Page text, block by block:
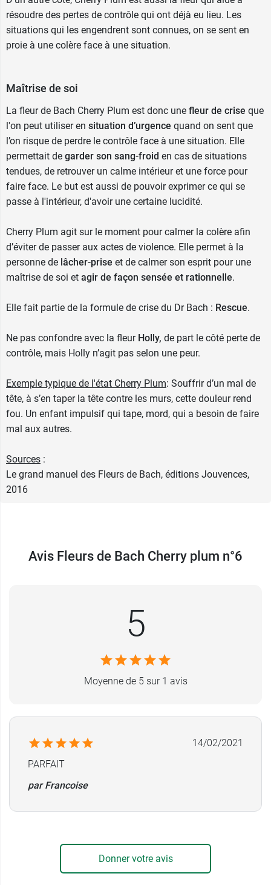
résoudre des pertes de contrôle qui ont déjà eu lieu. Les
situations qui les engendrent sont connues, on se sent en
proie à une colère face à une situation.
Maîtrise de soi
La fleur de Bach Cherry Plum est donc une fleur de crise que
l'on peut utiliser en situation d’urgence quand on sent que
l’on risque de perdre le contrôle face à une situation. Elle
permettait de garder son sang-froid en cas de situations
tendues, de retrouver un calme intérieur et une force pour
faire face. Le but est aussi de pouvoir exprimer ce qui se
passe à l'intérieur, d'avoir une certaine lucidité.
Cherry Plum agit sur le moment pour calmer la colère afin
d’éviter de passer aux actes de violence. Elle permet à la
personne de lâcher-prise et de calmer son esprit pour une
maîtrise de soi et agir de façon sensée et rationnelle.
Elle fait partie de la formule de crise du Dr Bach : Rescue.
Ne pas confondre avec la fleurHolly, de part le côté perte de
contrôle, mais Holly n’agit pas selon une peur.
Exemple typique de l'état Cherry Plum: Souffrir d’un mal de
tête, à s’en taper la tête contre les murs, cette douleur rend
fou. Un enfant impulsif qui tape, mord, qui a besoin de faire
mal aux autres.
Sources :
Le grand manuel des Fleurs de Bach, éditions Jouvences,
2016
Avis Fleurs de Bach Cherry plum n°6
5
Moyenne de 5 sur 1 avis
14/02/2021
PARFAIT
par Francoise
Donner votre avis